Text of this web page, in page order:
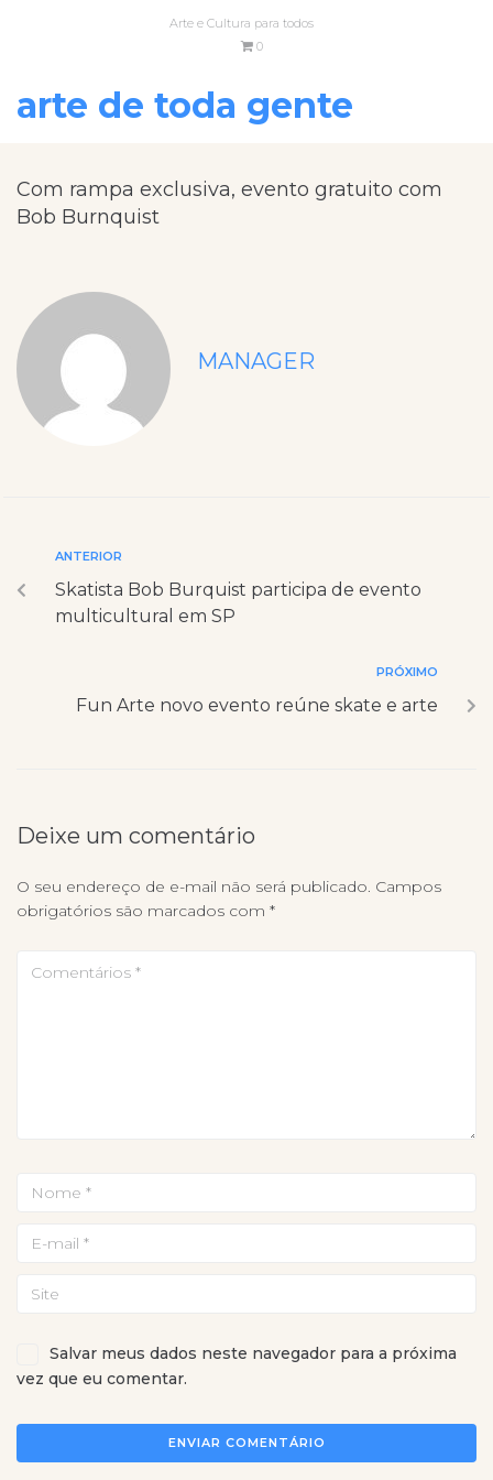
Arte e Cultura para todos
0
arte de toda gente
Com rampa exclusiva, evento gratuito com
Bob Burnquist
MANAGER
ANTERIOR
Skatista Bob Burquist participa de evento
multicultural em SP
PRÓXIMO
Fun Arte novo evento reúne skate e arte
Deixe um comentário
O seu endereço de e-mail não será publicado. Campos
obrigatórios são marcados com *
Salvar meus dados neste navegador para a próxima
vez que eu comentar.